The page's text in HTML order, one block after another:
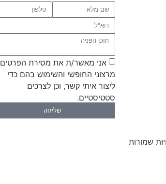
אני מאשר/ת את מסירת הפרטים
מרצוני החופשי והשימוש בהם כדי
ליצור איתי קשר, וכן לצרכים
סטטיסטיים.
שליחה